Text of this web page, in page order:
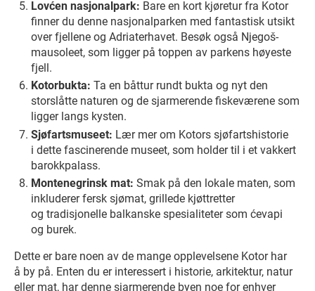
Lovćen nasjonalpark: Bare en kort kjøretur fra Kotor
finner du denne nasjonalparken med fantastisk utsikt
over fjellene og Adriaterhavet. Besøk også Njegoš-
mausoleet, som ligger på toppen av parkens høyeste
fjell.
Kotorbukta: Ta en båttur rundt bukta og nyt den
storslåtte naturen og de sjarmerende fiskeværene som
ligger langs kysten.
Sjøfartsmuseet: Lær mer om Kotors sjøfartshistorie
i dette fascinerende museet, som holder til i et vakkert
barokkpalass.
Montenegrinsk mat: Smak på den lokale maten, som
inkluderer fersk sjømat, grillede kjøttretter
og tradisjonelle balkanske spesialiteter som ćevapi
og burek.
Dette er bare noen av de mange opplevelsene Kotor har
å by på. Enten du er interessert i historie, arkitektur, natur
eller mat, har denne sjarmerende byen noe for enhver